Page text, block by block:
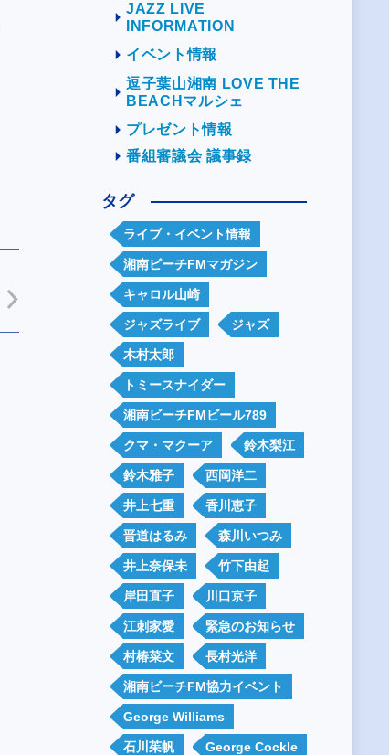
JAZZ LIVE
INFORMATION
イベント情報
逗子葉山湘南 LOVE THE
BEACHマルシェ
プレゼント情報
番組審議会 議事録
タグ
ライブ・イベント情報
湘南ビーチFMマガジン
キャロル山崎
ジャズライブ ジャズ
木村太郎
トミースナイダー
湘南ビーチFMビール789
クマ・マクーア 鈴木梨江
鈴木雅子 西岡洋二
井上七重 香川恵子
晋道はるみ 森川いつみ
井上奈保未 竹下由起
岸田直子 川口京子
江刺家愛 緊急のお知らせ
村椿菜文 長村光洋
湘南ビーチFM協力イベント
George Williams
石川茱帆 George Cockle